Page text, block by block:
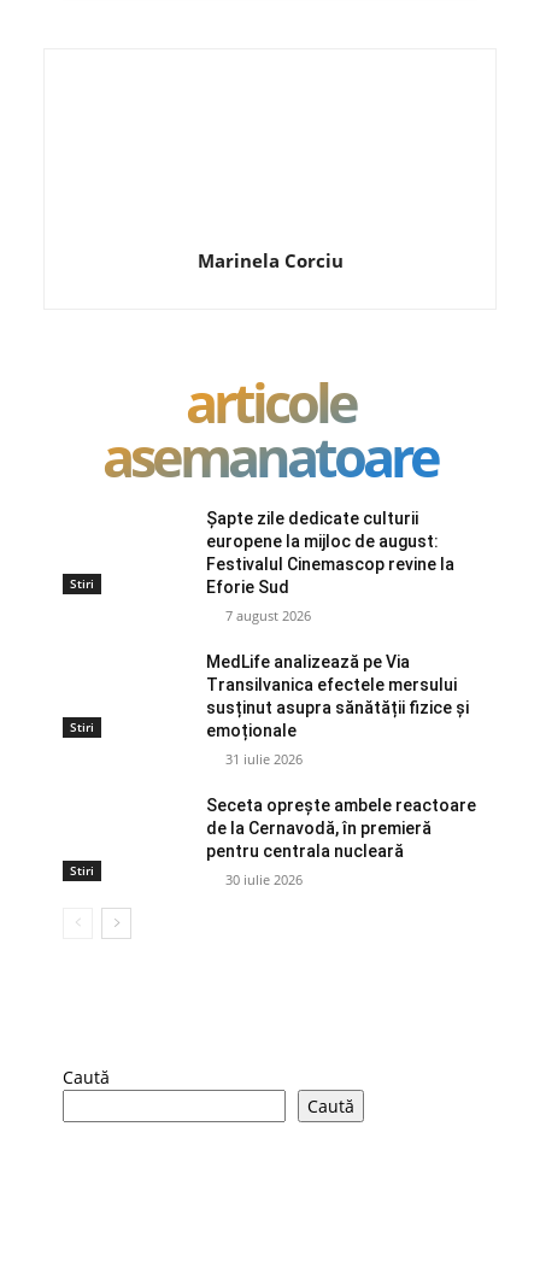
Marinela Corciu
articole
asemanatoare
Stiri
Șapte zile dedicate culturii
europene la mijloc de august:
Festivalul Cinemascop revine la
Eforie Sud
7 august 2026
Stiri
MedLife analizează pe Via
Transilvanica efectele mersului
susținut asupra sănătății fizice și
emoționale
31 iulie 2026
Stiri
Seceta oprește ambele reactoare
de la Cernavodă, în premieră
pentru centrala nucleară
30 iulie 2026
Caută
Caută